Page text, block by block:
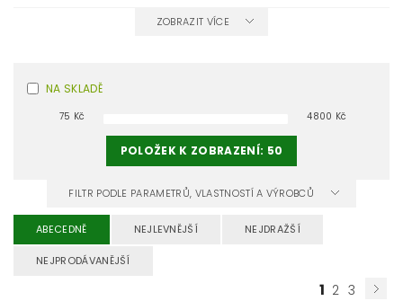
ZOBRAZIT VÍCE
NA SKLADĚ
75 Kč 4800 Kč
POLOŽEK K ZOBRAZENÍ: 50
FILTR PODLE PARAMETRŮ, VLASTNOSTÍ A VÝROBCŮ
ABECEDNĚ NEJLEVNĚJŠÍ NEJDRAŽŠÍ
NEJPRODÁVANĚJŠÍ
1 2 3